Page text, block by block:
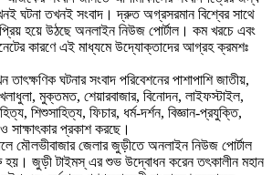
ঘটনা তখনই সংবাদ। দ্রুত অগ্রসরমান বিশ্বের সাথে
হয়ে উঠছে অনলাইন নিউজ পোর্টাল। কম খরচে এবং
কারণে এই মাধ্যমে উদ্যোক্তাদের আগ্রহ ক্রমশঃ
ঘটনার সংবাদ পরিবেশনের পাশাপাশি জাতীয়,
মুক্তমত, শেয়ারবাজার, বিনোদন, লাইফস্টাইল,
শিশুসাহিত্য, ফিচার, ধর্ম-দর্শন, বিজ্ঞান-প্রযুক্তি,
সাক্ষাৎকার প্রকাশ করছে।
মৌলভীবাজার জেলার জুড়ীতে অনলাইন নিউজ পোর্টাল
হয়। জুড়ী টাইমস্ এর শুভ উদ্বোধন করেন তৎকালীন মহান